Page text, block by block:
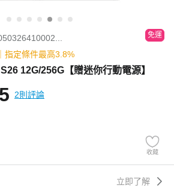
免運
指定條件最高3.8%
12G/256G【贈迷你行動電源】
5 2則評論
收藏
立即了解